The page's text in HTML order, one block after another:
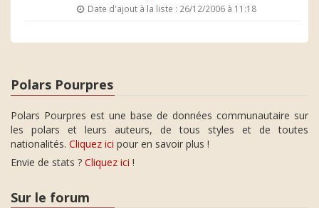
Date d'ajout à la liste : 26/12/2006 à 11:18
Polars Pourpres
Polars Pourpres est une base de données communautaire sur
les polars et leurs auteurs, de tous styles et de toutes
nationalités. Cliquez ici pour en savoir plus !
Envie de stats ? Cliquez ici !
Sur le forum